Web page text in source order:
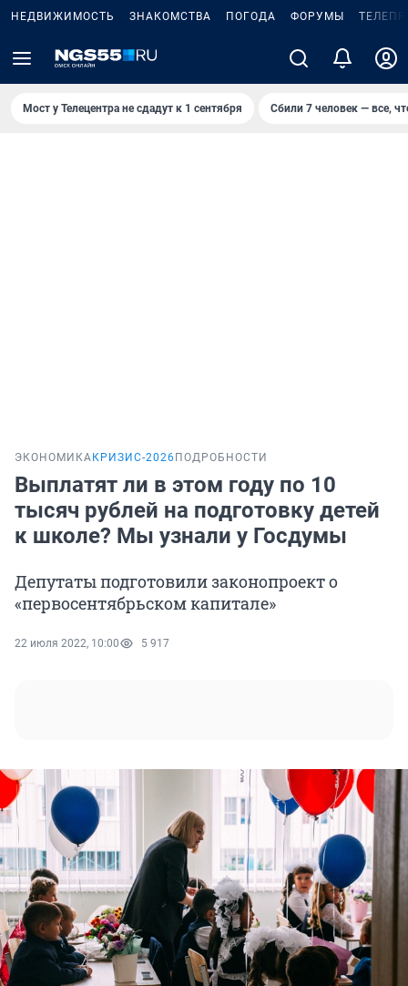
НЕДВИЖИМОСТЬ ЗНАКОМСТВА ПОГОДА ФОРУМЫ
Мост у Телецентра не сдадут к 1 сентября Сбили 7 человек — все,
ЭКОНОМИКА КРИЗИС-2026 ПОДРОБНОСТИ
Выплатят ли в этом году по 10
тысяч рублей на подготовку детей
к школе? Мы узнали у Госдумы
Депутаты подготовили законопроект о
«первосентябрьском капитале»
22 июля 2022, 10:00 5 917